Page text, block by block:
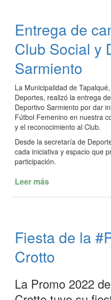
LAS
PERSONAS
EN
Entrega de
Club Social y
Sarmiento
La Municipalidad de
Deportes, realizó la entrega
Deportivo Sarmiento por dar
Fútbol Femenino en nuestra
y el reconocimiento al Club.
Desde la secretaría de
cada iniciativa y espacio que
participación.
Leer más
Club
Social
y
Sarmiento
Fiesta de la
Crotto
La Promo 2022